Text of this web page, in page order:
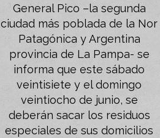
General Pico –la segunda
ciudad más poblada de la Nor
Patagónica y Argentina
provincia de La Pampa- se
informa que este sábado
veintisiete y el domingo
veintiocho de junio, se
deberán sacar los residuos
especiales de sus domicilios